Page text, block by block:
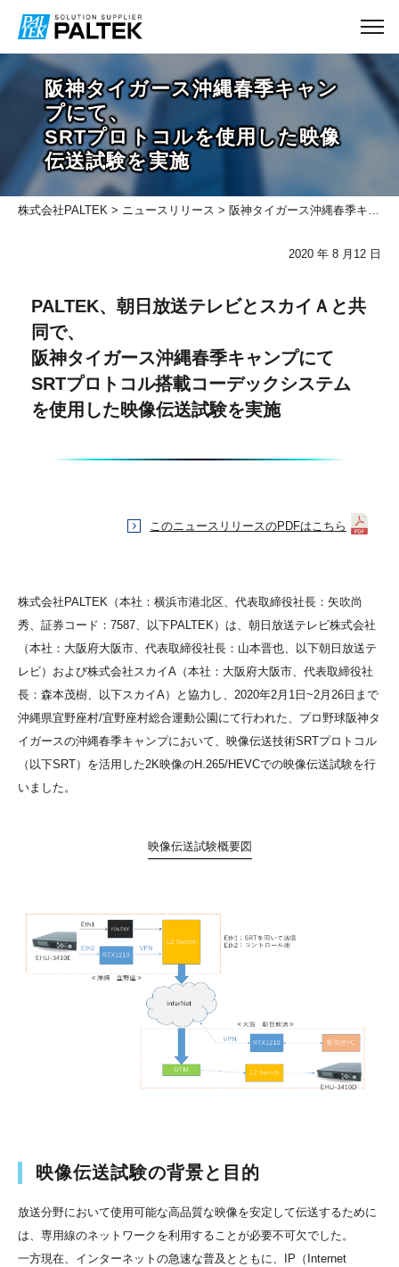
株式会社PALTEK > ニュースリリース > 阪神タイガース沖縄春季キャンプにて SRTプロトコルを使用した映像伝送試験を実施
阪神タイガース沖縄春季キャン
プにて、
SRTプロトコルを使用した映像
伝送試験を実施
2020 年 8 ⽉12 ⽇
PALTEK、朝日放送テレビとスカイＡと共
同で、
阪神タイガース沖縄春季キャンプにて
SRTプロトコル搭載コーデックシステム
を使用した映像伝送試験を実施
このニュースリリースのPDFはこちら
株式会社PALTEK（本社：横浜市港北区、代表取締役社長：矢吹尚
秀、証券コード：7587、以下PALTEK）は、朝日放送テレビ株式会社
（本社：大阪府大阪市、代表取締役社長：山本晋也、以下朝日放送テ
レビ）および株式会社スカイA（本社：大阪府大阪市、代表取締役社
長：森本茂樹、以下スカイA）と協力し、2020年2月1日~2月26日まで
沖縄県宜野座村/宜野座村総合運動公園にて行われた、プロ野球阪神タ
イガースの沖縄春季キャンプにおいて、映像伝送技術SRTプロトコル
（以下SRT）を活用した2K映像のH.265/HEVCでの映像伝送試験を行
いました。
映像伝送試験概要図
映像伝送試験の背景と目的
放送分野において使用可能な高品質な映像を安定して伝送するために
は、専用線のネットワークを利用することが必要不可欠でした。
一方現在、インターネットの急速な普及とともに、IP（Internet